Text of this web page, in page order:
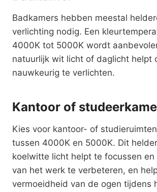
Badkamers hebben meestal
verlichting nodig. Een
4000K tot 5000K wordt
natuurlijk wit licht of daglicht helpt
nauwkeurig te verlichten.
Kantoor of
Kies voor kantoor- of
tussen 4000K en 5000K. Dit
koelwitte licht helpt te focussen
van het werk te verbeteren, en
vermoeidheid van de ogen tijdens